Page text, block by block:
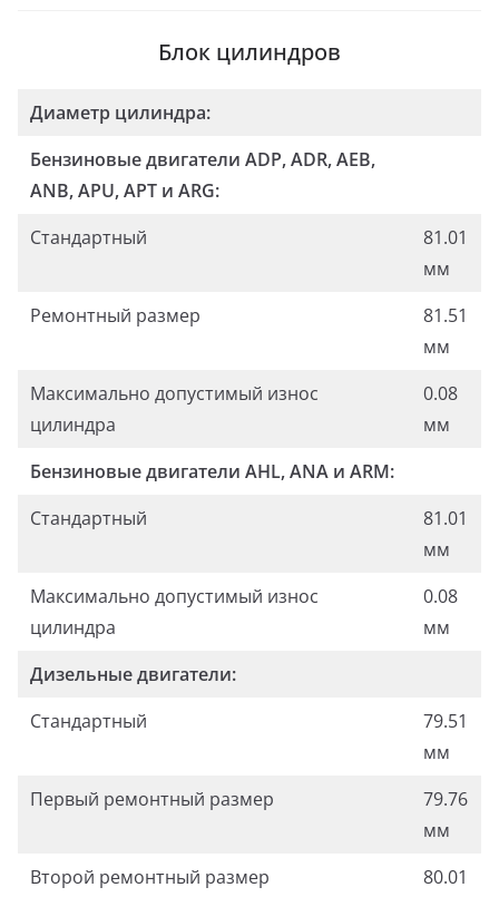
Блок цилиндров
Диаметр цилиндра:
Бензиновые двигатели ADP, ADR, АЕВ,
ANB, APU, APT и ARG:
Стандартный
81.01
мм
Ремонтный размер
81.51
мм
Максимально допустимый износ
цилиндра
0.08
мм
Бензиновые двигатели AHL, ANA и ARM:
Стандартный
81.01
мм
Максимально допустимый износ
цилиндра
0.08
мм
Дизельные двигатели:
Стандартный
79.51
мм
Первый ремонтный размер
79.76
мм
Второй ремонтный размер
80.01